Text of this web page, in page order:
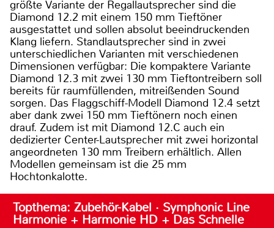
größte Variante der Regallautsprecher sind die
Diamond 12.2 mit einem 150 mm Tieftöner
ausgestattet und sollen absolut beeindruckenden
Klang liefern. Standlautsprecher sind in zwei
unterschiedlichen Varianten mit verschiedenen
Dimensionen verfügbar: Die kompaktere Variante
Diamond 12.3 mit zwei 130 mm Tieftontreibern soll
bereits für raumfüllenden, mitreißenden Sound
sorgen. Das Flaggschiff-Modell Diamond 12.4 setzt
aber dank zwei 150 mm Tieftönern noch einen
drauf. Zudem ist mit Diamond 12.C auch ein
dedizierter Center-Lautsprecher mit zwei horizontal
angeordneten 130 mm Treibern erhältlich. Allen
Modellen gemeinsam ist die 25 mm
Hochtonkalotte.
Topthema: Zubehör-Kabel · Symphonic Line
Harmonie + Harmonie HD + Das Schnelle